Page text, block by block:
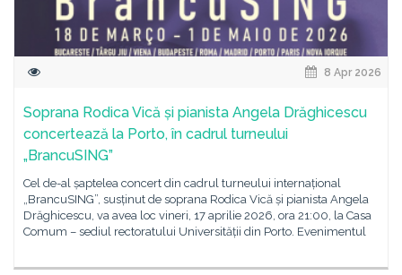
8 Apr 2026
Soprana Rodica Vică și pianista Angela Drăghicescu
concertează la Porto, în cadrul turneului
„BrancuSING”
Cel de-al șaptelea concert din cadrul turneului internațional
„BrancuSING”, susținut de soprana Rodica Vică și pianista Angela
Drăghicescu, va avea loc vineri, 17 aprilie 2026, ora 21:00, la Casa
Comum – sediul rectoratului Universității din Porto. Evenimentul